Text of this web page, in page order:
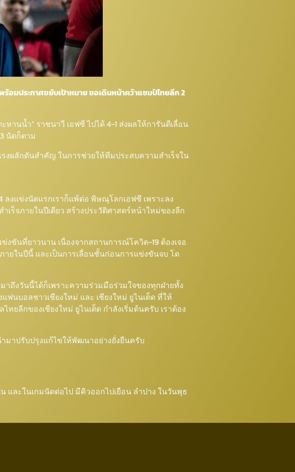
อมประกาศขยับเป้าหมาย ขอเดินหน้าคว้าแชมป์ไทยลีก 2
หานน้ำ” ราชนาวี เอฟซี ไปได้ 4-1 ส่งผลให้การันตีเลื่อน
นัดก็ตาม
งผลักดันสำคัญ ในการช่วยให้ทีมประสบความสำเร็จใน
งแข่งนัดแรกเราก็แพ้ต่อ พิษณุโลกเอฟซี เพราะลง
ร็จภายในปีเดียว สร้างประวัติศาสตร์หน้าใหม่ของลีก
งขันที่ยาวนาน เนื่องจากสถานการณ์โควิด-19 ต้องเจอ
ยในปีนี้ และเป็นการเลื่อนชั้นก่อนการแข่งขันจบ โด
าถึงวันนี้ได้ก็เพราะความร่วมมือร่วมใจของทุกฝ่ายทั้ง
นบอลชาวเชียงใหม่ และ เชียงใหม่ ยูไนเต็ด ที่ให้
ยลีกของเชียงใหม่ ยูไนเต็ด กำลังเริ่มต้นครับ เราต้อง
มาปรับปรุงแก้ไขให้พัฒนาอย่างยั่งยืนครับ
และในเกมนัดต่อไป มีคิวออกไปเยือน ลำปาง ในวันพุธ